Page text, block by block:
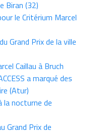
Biran (32)
le Critérium Marcel
Grand Prix de la ville
Caillau à Bruch
a marqué des
(Atur)
la nocturne de
Grand Prix de